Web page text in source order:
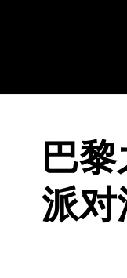
巴
派